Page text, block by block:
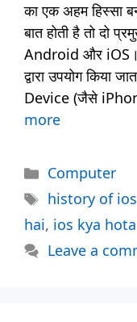
का एक अहम हिस्सा
बात होती है तो दो
Android और iOS।
द्वारा उपयोग किया
Device (जैसे
more
Categories
Computer
Tags
history of
hai, ios kya
Leave a